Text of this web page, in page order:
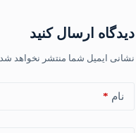
دیدگاه ارسال کنید
نشانی ایمیل شما منتشر نخواهد شد.
نام *